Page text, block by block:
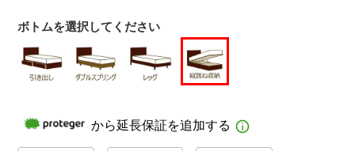
ボトムを選択してください